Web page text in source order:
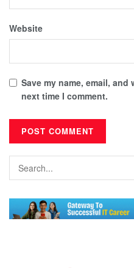
Website
Save my name, email,
next time I comment.